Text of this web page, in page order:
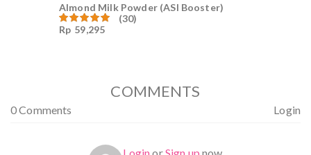
Almond Milk Powder (ASI Booster)
Dinilai5.00
(30)
Rp 59,295
COMMENTS
0 Comments Login
LoginorSign up now